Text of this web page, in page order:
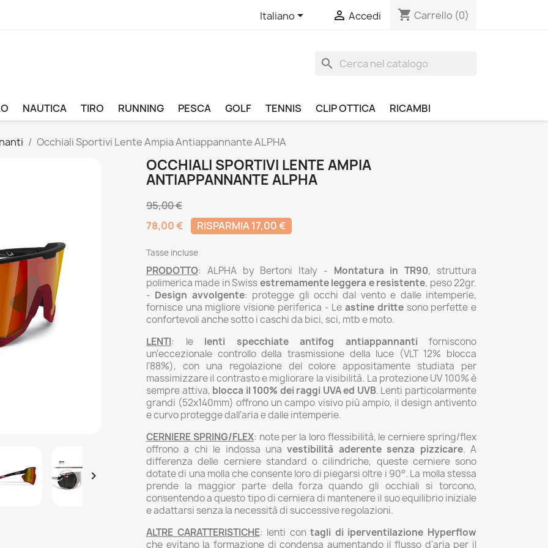
Italiano  Accedi shopping_cart Carrello (0)
search
NAUTICA TIRO RUNNING PESCA GOLF TENNIS CLIP OTTICA RICAMBI
Occhiali Sportivi Lente Ampia Antiappannante ALPHA

OCCHIALI SPORTIVI LENTE AMPIA
ANTIAPPANNANTE ALPHA
95,00 €
78,00 €
RISPARMIA 17,00 €
Tasse incluse
PRODOTTO: ALPHA by Bertoni Italy - Montatura in TR90, struttura
polimerica made in Swissestremamente leggera e resistente, peso 22gr.
- Design avvolgente: protegge gli occhi dal vento e dalle intemperie,
fornisce una migliore visione periferica - Leastine drittesono perfette e
confortevoli anche sotto i caschi da bici, sci, mtb e moto.
LENTI: le lenti specchiate antifog antiappannanti forniscono
un'eccezionale controllo della trasmissione della luce (VLT 12% blocca
l'88%), con una regolazione del colore appositamente studiata per
massimizzare il contrasto e migliorare la visibilità. La protezione UV 100% è
sempre attiva, blocca il 100% dei raggi UVA ed UVB. Lenti particolarmente
grandi (52x140mm) offrono un campo visivo più ampio, il design antivento
e curvo protegge dall'aria e dalle intemperie.
CERNIERE SPRING/FLEX: note per la loro flessibilità, le cerniere spring/flex
offrono a chi le indossa unavestibilità aderente senza pizzicare. A
differenza delle cerniere standard o cilindriche, queste cerniere sono
dotate di una molla che consente loro di piegarsi oltre i 90°. La molla stessa
prende la maggior parte della forza quando gli occhiali si torcono,
consentendo a questo tipo di cerniera di mantenere il suo equilibrio iniziale
e adattarsi senza la necessità di successive regolazioni.
ALTRE CARATTERISTICHE: lenti contagli di iperventilazione Hyperflow
che evitano la formazione di condensa aumentando il flusso d'aria per il